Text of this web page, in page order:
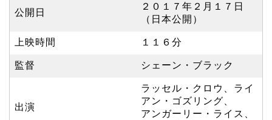
公開日
２０１７年２月１７日
（日本公開）
上映時間 １１６分
監督 シェーン・ブラック
出演
ラッセル・クロウ、ライ
アン・ゴズリング、
アンガーリー・ライス、